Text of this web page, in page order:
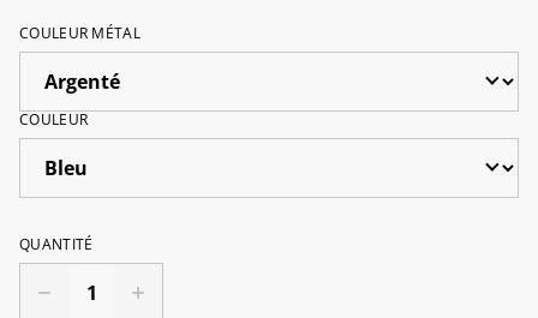
COULEUR MÉTAL
COULEUR
QUANTITÉ